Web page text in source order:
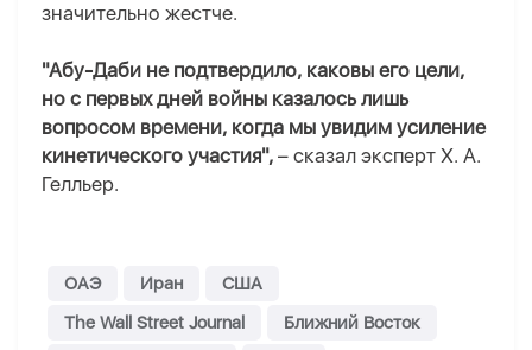
значительно жестче.
"Абу-Даби не подтвердило, каковы его цели,
но с первых дней войны казалось лишь
вопросом времени, когда мы увидим усиление
кинетического участия", – сказал эксперт Х. А.
Гелльер.
ОАЭ Иран
США
The Wall Street Journal
Ближний Восток